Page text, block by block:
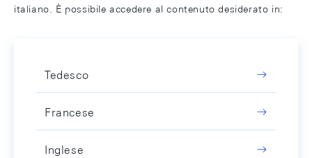
italiano. È possibile accedere al contenuto desiderato in:
Tedesco
Francese
Inglese